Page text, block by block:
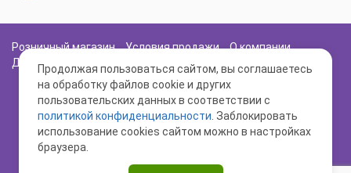
Розничный магазин Условия продажи
О компании
Доставка и оплата
Политика Безопасности
Продолжая пользоваться сайтом, вы соглашаетесь
на обработку файлов cookie и других
пользовательских данных в соответствии с
политикой конфиденциальности . Заблокировать
использование cookies сайтом можно в настройках
браузера.